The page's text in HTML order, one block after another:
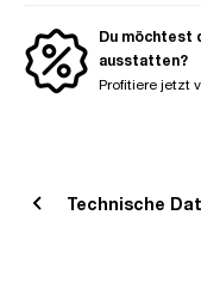
Du möchtest
ausstatten?
Profitiere jetzt
Technische